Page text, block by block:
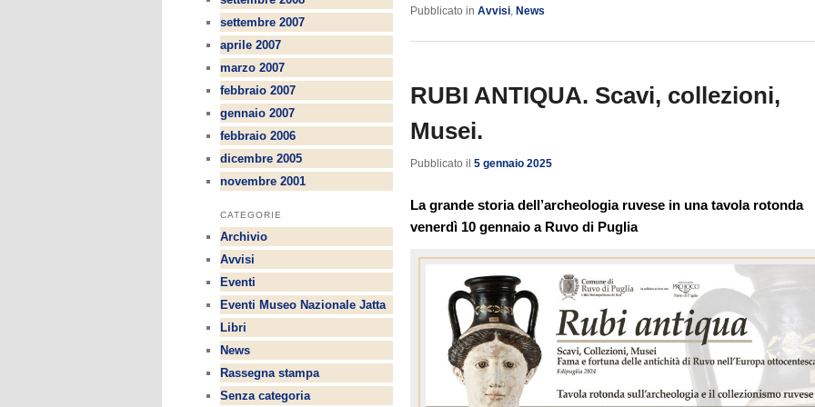
Pubblicato in Avvisi, News
RUBI ANTIQUA. Scavi, collezioni,
Musei.
Pubblicato il 5 gennaio 2025
La grande storia dell’archeologia ruvese in una tavola rotonda
venerdì 10 gennaio a Ruvo di Puglia
settembre 2007
aprile 2007
marzo 2007
febbraio 2007
gennaio 2007
febbraio 2006
dicembre 2005
novembre 2001
CATEGORIE
Archivio
Avvisi
Eventi
Eventi Museo Nazionale Jatta
Libri
News
Rassegna stampa
Senza categoria